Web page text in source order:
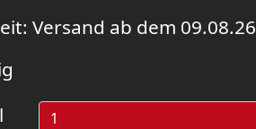
Versand ab dem 09.08.26